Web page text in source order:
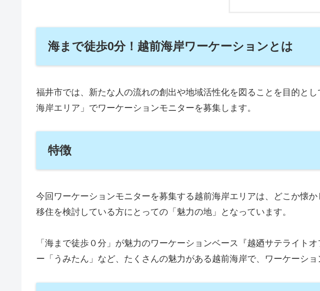
海まで徒歩0分！越前海岸ワーケーションとは
福井市では、新たな人の流れの創出や地域活性化を図ることを目的と
海岸エリア」でワーケーションモニターを募集します。
特徴
今回ワーケーションモニターを募集する越前海岸エリアは、どこか懐
移住を検討している方にとっての「魅力の地」となっています。
「海まで徒歩０分」が魅力のワーケーションベース『越廼サテライト
ー「うみたん」など、たくさんの魅力がある越前海岸で、ワーケーシ